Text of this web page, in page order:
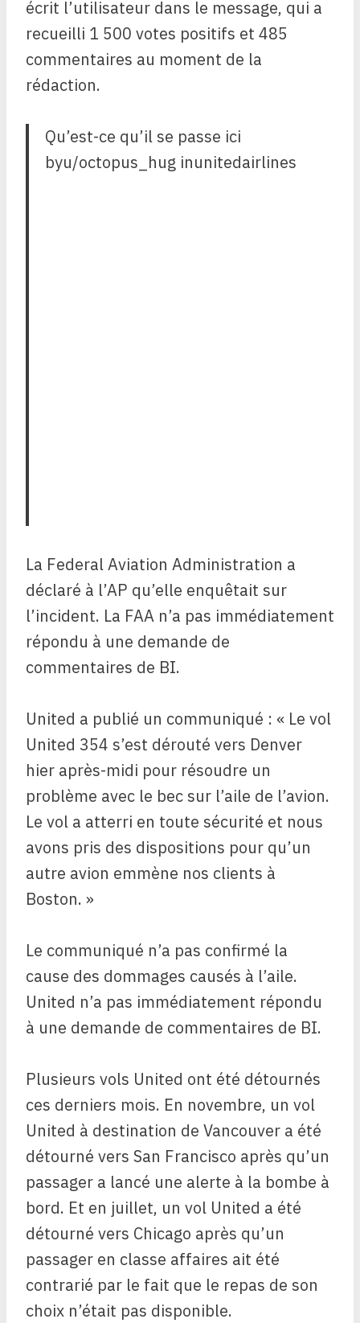
écrit l’utilisateur dans le message, qui a
recueilli 1 500 votes positifs et 485
commentaires au moment de la
rédaction.
Qu’est-ce qu’il se passe ici
byu/octopus_hug inunitedairlines
La Federal Aviation Administration a
déclaré à l’AP qu’elle enquêtait sur
l’incident. La FAA n’a pas immédiatement
répondu à une demande de
commentaires de BI.
United a publié un communiqué : « Le vol
United 354 s’est dérouté vers Denver
hier après-midi pour résoudre un
problème avec le bec sur l’aile de l’avion.
Le vol a atterri en toute sécurité et nous
avons pris des dispositions pour qu’un
autre avion emmène nos clients à
Boston. »
Le communiqué n’a pas confirmé la
cause des dommages causés à l’aile.
United n’a pas immédiatement répondu
à une demande de commentaires de BI.
Plusieurs vols United ont été détournés
ces derniers mois. En novembre, un vol
United à destination de Vancouver a été
détourné vers San Francisco après qu’un
passager a lancé une alerte à la bombe à
bord. Et en juillet, un vol United a été
détourné vers Chicago après qu’un
passager en classe affaires ait été
contrarié par le fait que le repas de son
choix n’était pas disponible.